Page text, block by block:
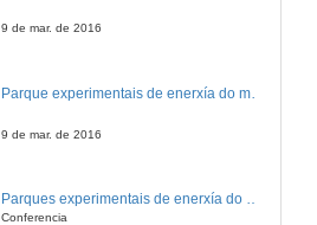
9 de mar. de 2016
9 de mar. de 2016
Parques experimentais de enerxía do mar en España
Conferencia